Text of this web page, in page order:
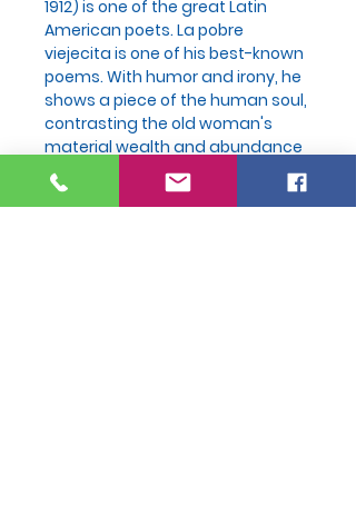
1912) is one of the great Latin
American poets. La pobre
viejecita is one of his best-known
poems. With humor and irony, he
shows a piece of the human soul,
contrasting the old woman's
material wealth and abundance
with her spiritual and moral
poverty. Maguma's illustrations,